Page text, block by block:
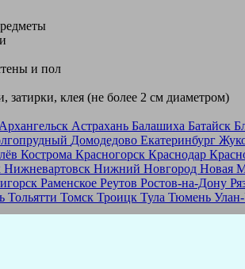
и пол
клея (не более 2 см диаметром)
Архангельск Астрахань Балашиха Батайск
Домодедово Екатеринбург
Кострома Красногорск Краснодар
Нижневартовск Нижний Новгород Новая
Раменское Реутов Ростов-на-Дону
Тольятти Томск Троицк Тула Тюмень
городе по